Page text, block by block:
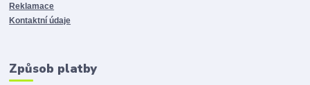
Reklamace
Kontaktní údaje
Způsob platby